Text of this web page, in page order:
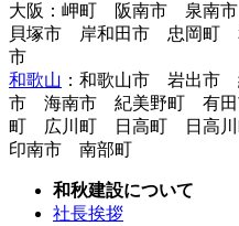
大阪：岬町 阪南市 泉南
貝塚市 岸和田市 忠岡
市
和歌山 ：和歌山市 岩出
市 海南市 紀美野町 有
町 広川町 日高町 日高
印南市 南部町
和秋建設について
社長挨拶